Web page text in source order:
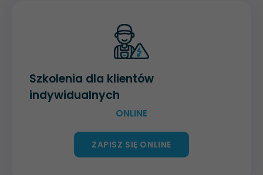
Szkolenia dla klientów
indywidualnych
ONLINE
ZAPISZ SIĘ ONLINE